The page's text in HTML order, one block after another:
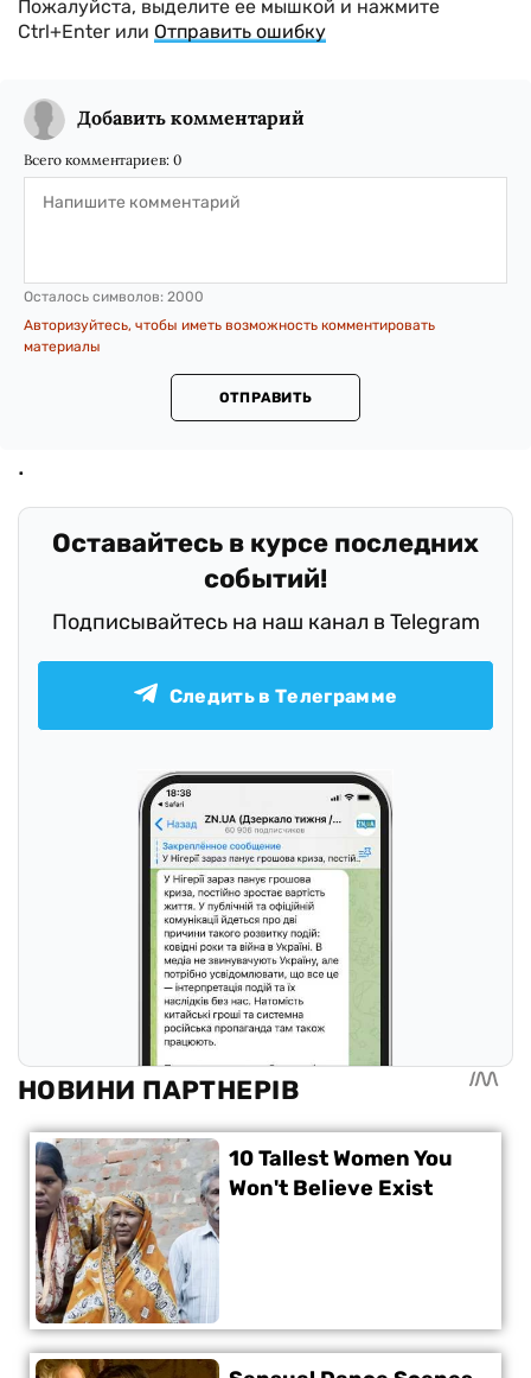
Пожалуйста, выделите ее мышкой и нажмите
Ctrl+Enter или Отправить ошибку
Добавить комментарий
Всего комментариев: 0
Осталось символов: 2000
Авторизуйтесь, чтобы иметь возможность комментировать
материалы
ОТПРАВИТЬ
Оставайтесь в курсе последних
событий!
Подписывайтесь на наш канал в Telegram
Следить в Телеграмме